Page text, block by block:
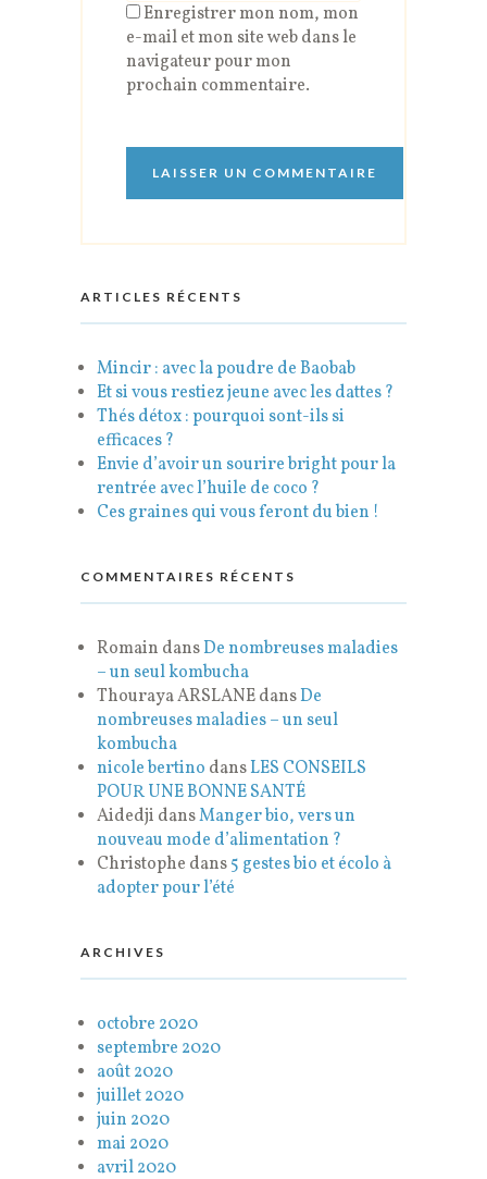
Enregistrer mon nom, mon
e-mail et mon site web dans le
navigateur pour mon
prochain commentaire.
ARTICLES RÉCENTS
Mincir : avec la poudre de Baobab
Et si vous restiez jeune avec les dattes ?
Thés détox : pourquoi sont-ils si
efficaces ?
Envie d’avoir un sourire bright pour la
rentrée avec l’huile de coco ?
Ces graines qui vous feront du bien !
COMMENTAIRES RÉCENTS
Romain dansDe nombreuses maladies
– un seul kombucha
Thouraya ARSLANEdansDe
nombreuses maladies – un seul
kombucha
nicole bertino dansLES CONSEILS
POUR UNE BONNE SANTÉ
Aidedji dansManger bio, vers un
nouveau mode d’alimentation ?
Christophe dans5 gestes bio et écolo à
adopter pour l’été
ARCHIVES
octobre 2020
septembre 2020
août 2020
juillet 2020
juin 2020
mai 2020
avril 2020